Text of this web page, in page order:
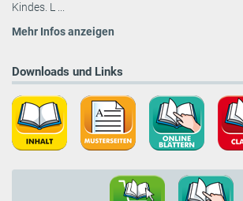
Kindes. L ...
Mehr Infos anzeigen
Downloads und Links